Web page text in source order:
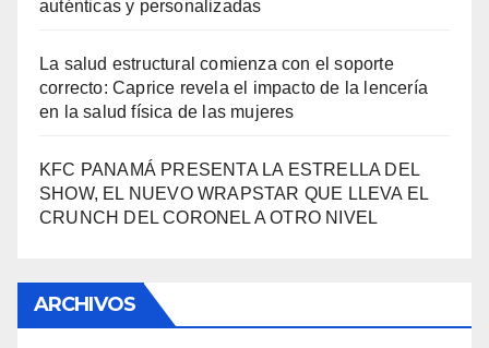
auténticas y personalizadas
La salud estructural comienza con el soporte
correcto: Caprice revela el impacto de la lencería
en la salud física de las mujeres
KFC PANAMÁ PRESENTA LA ESTRELLA DEL
SHOW, EL NUEVO WRAPSTAR QUE LLEVA EL
CRUNCH DEL CORONEL A OTRO NIVEL
ARCHIVOS